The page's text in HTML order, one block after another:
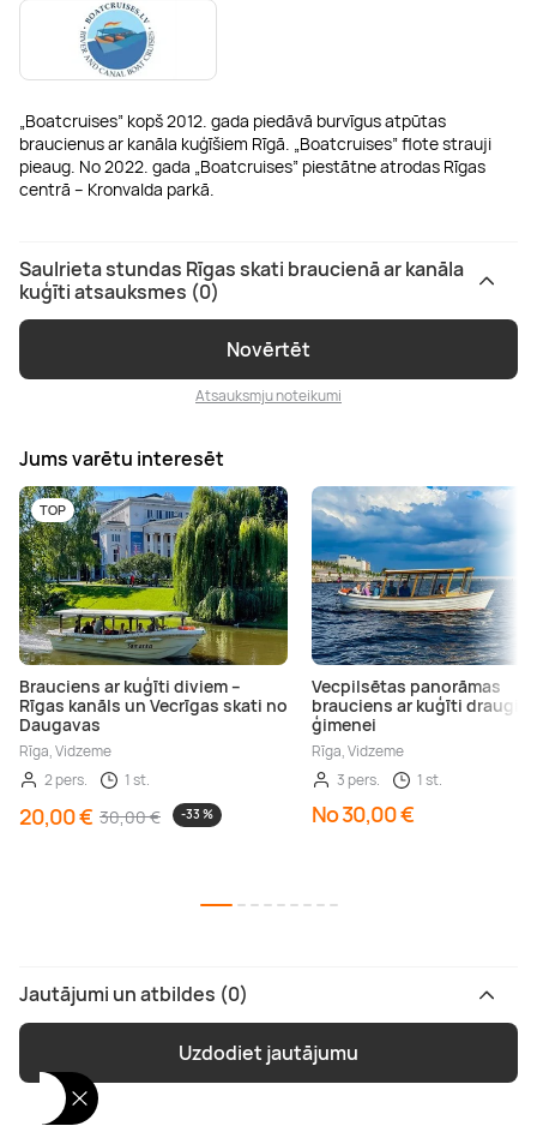
„Boatcruises” kopš 2012. gada piedāvā burvīgus atpūtas
braucienus ar kanāla kuģīšiem Rīgā. „Boatcruises” flote strauji
pieaug. No 2022. gada „Boatcruises” piestātne atrodas Rīgas
centrā – Kronvalda parkā.
Saulrieta stundas Rīgas skati braucienā ar kanāla
kuģīti atsauksmes (0)
Novērtēt
Atsauksmju noteikumi
Jums varētu interesēt
TOP
Brauciens ar kuģīti diviem –
Rīgas kanāls un Vecrīgas skati no
Daugavas
Rīga, Vidzeme
2 pers.
1 st.
20,00 € 30,00 € -33 %
Vecpilsētas panorāmas
brauciens ar kuģīti
ģimenei
Rīga, Vidzeme
3 pers.
1 st.
No 30,00 €
Jautājumi un atbildes (0)
Uzdodiet jautājumu